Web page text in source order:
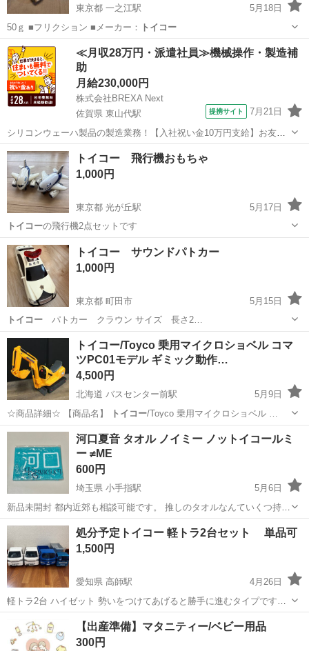
東京都 一之江駅
5月18日
50ｇ ■フリクション ■メーカー：
トイコー
東京 江戸川区 一之江駅 ミニカー ジェット
≪月収28万円・派遣社員≫機械操作・製造補
助
月給230,000円
株式会社BREXA Next
佐賀県 東山代駅
提携サイト 7月21日
シリコンウェーハ製品の製造業務！【入社祝い金10万円支給】お友達
やカップルとの応募OK◎年間休日129日＆休出なしでプライベート充
実♪業務はクリーンルームで快適作業◎自社正社員登用制度あり★1食
300円～の格安食堂あり！《佐...
佐賀 伊万里市 東山代駅 その他
トイコー 飛行機おもちゃ
1,000円
東京都 光が丘駅
5月17日
トイコーの飛行機2点セットです
東京 練馬区 光が丘駅 ミニカー
トイコー サウンドパトカー
1,000円
東京都 町田市
5月15日
トイコーパトカー クラウン サイズ 長さ2…
東京 町田市 ミニカー トイコー
トイコー/Toyco 乗用マイクロショベル コマ
ツPC01モデル ギミック動作…
4,500円
北海道 バスセンター前駅
5月9日
☆商品詳細☆ 【商品名】
トイコー/Toyco 乗用マイクロショベル …
北海道 札幌市 バスセンター前駅 トイコー
河口夏音 タオル ノイミー ノットイコールミ
ー ≠ME
600円
埼玉県 小手指駅
5月6日
新品未開封 都内近郊も相談可能です。 推しのタオルなんていくつ持っ
ててもいいですからね ファンの方のお手元に届きますように！ ぜひお
迎えお待ちしております。
埼玉 所沢市 小手指駅 その他 タオル
処分予定トイコー 軽トラ2台セット 単品可
1,500円
愛知県 高師駅
4月26日
軽トラ2台 ハイゼット 勢いをつけてあげると勝手に進むタイプです。
黄ばみ、小傷あり 青トラック 売り切れ✖️ シルバーダンプ 売り切れ✖️
子供が遊んだものなので、小傷があります。 なるべく綺麗に拭きま
す。 はた...
愛知 高師駅 ミニカー
【出産準備】マタニティー/ベビー用品
300円